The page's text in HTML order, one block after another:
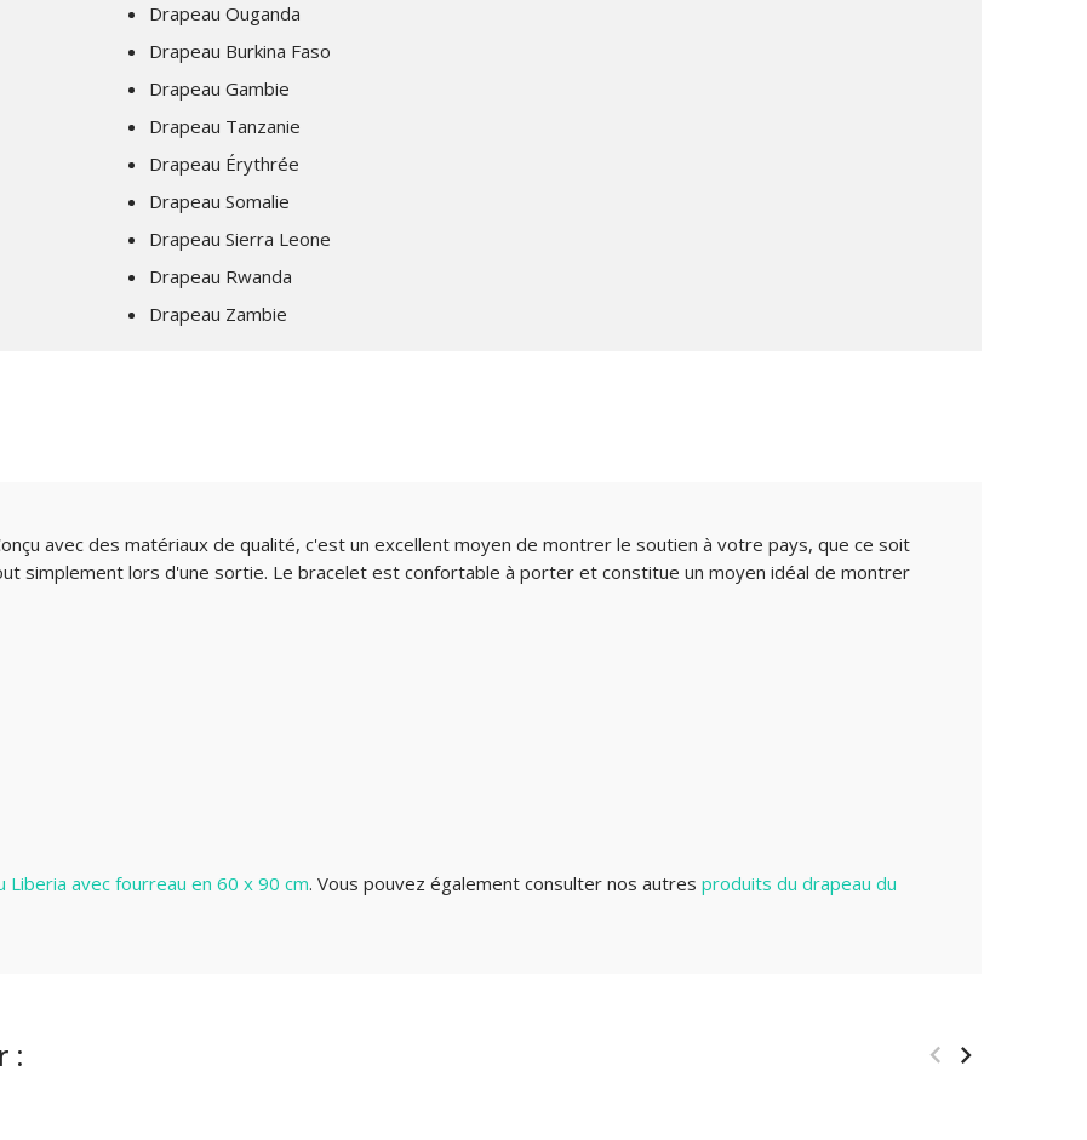
Drapeau Ouganda
Drapeau Burkina Faso
Drapeau Gambie
Drapeau Tanzanie
Drapeau Érythrée
Drapeau Somalie
Drapeau Sierra Leone
Drapeau Rwanda
Drapeau Zambie
avec des matériaux de qualité, c'est un excellent moyen de montrer le soutien à votre pays, que ce soit
simplement lors d'une sortie. Le bracelet est confortable à porter et constitue un moyen idéal de montrer
Liberia avec fourreau en 60 x 90 cm. Vous pouvez également consulter nos autres produits du drapeau du
: